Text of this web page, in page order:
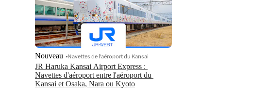
JR Haruka Kansai Airport Express :
Navettes d'aéroport entre l'aéroport du
Kansai et Osaka, Nara ou Kyoto
Nouveau Navettes de l'aéroport du Kansai